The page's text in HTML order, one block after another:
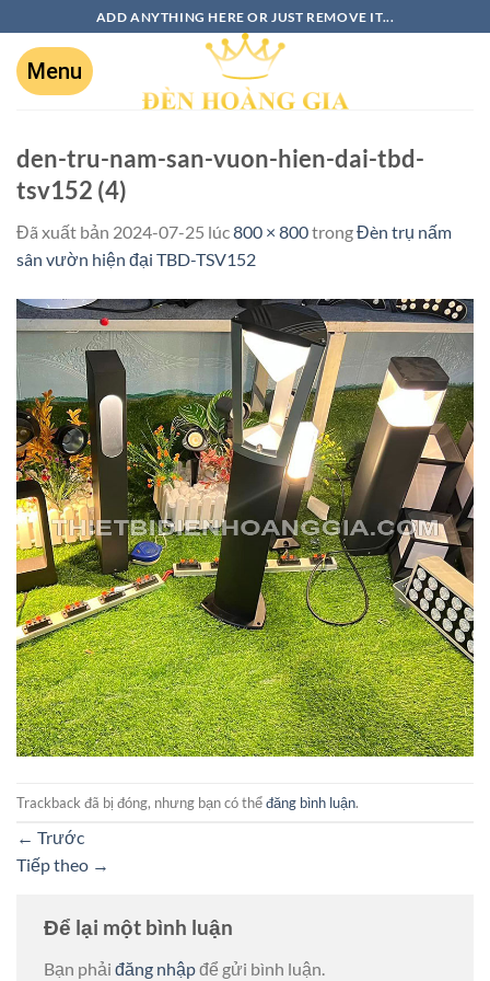
ADD ANYTHING HERE OR JUST REMOVE IT...
den-tru-nam-san-vuon-hien-dai-tbd-
tsv152 (4)
Đã xuất bản 2024-07-25 lúc800 × 800trongĐèn trụ nấm
sân vườn hiện đại TBD-TSV152
Trackback đã bị đóng, nhưng bạn có thểđăng bình luận.
← Trước
Tiếp theo →
Để lại một bình luận
Bạn phải đăng nhậpđể gửi bình luận.